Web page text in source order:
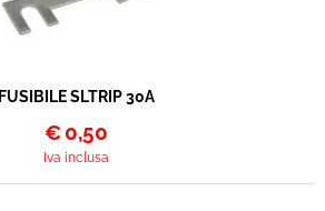
FUSIBILE SLTRIP 30A
€ 0,50
Iva inclusa